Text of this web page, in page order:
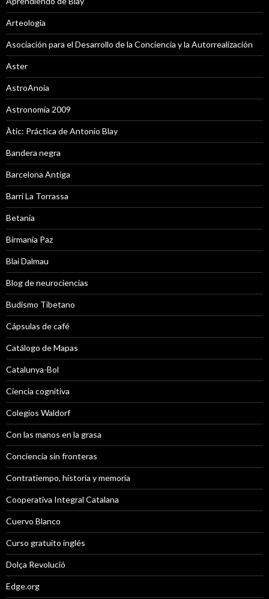
Arteología
Asociación para el Desarrollo de la Conciencia y la Autorrealización
Aster
AstroAnoia
Astronomía 2009
Àtic: Práctica de Antonio Blay
Bandera negra
Barcelona Antiga
Barri La Torrassa
Betania
Birmania Paz
Blai Dalmau
Blog de neurociencias
Budismo Tibetano
Cápsulas de café
Catálogo de Mapas
Catalunya-Bol
Ciencia cognitiva
Colegios Waldorf
Con las manos en la grasa
Conciencia sin fronteras
Contratiempo, historia y memoria
Cooperativa Integral Catalana
Cuervo Blanco
Curso gratuito inglés
Dolça Revolució
Edge.org